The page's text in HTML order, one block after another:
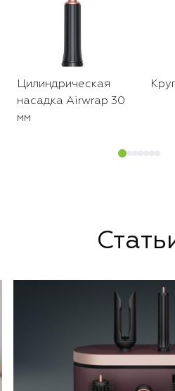
Цилиндрическая
насадка Airwrap 30
мм